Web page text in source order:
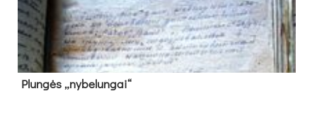
Plun­gės „ny­be­lun­gai“